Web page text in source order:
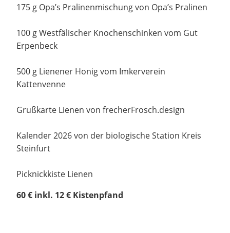
175 g Opa’s Pralinenmischung von Opa’s Pralinen
100 g Westfälischer Knochenschinken vom Gut
Erpenbeck
500 g Lienener Honig vom Imkerverein
Kattenvenne
Grußkarte Lienen von frecherFrosch.design
Kalender 2026 von der biologische Station Kreis
Steinfurt
Picknickkiste Lienen
60 € inkl. 12 € Kistenpfand